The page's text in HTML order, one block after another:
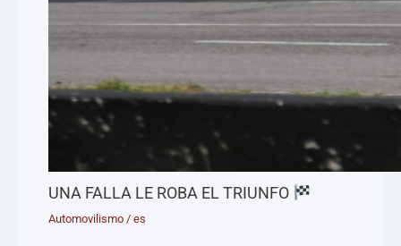
UNA FALLA LE ROBA EL TRIUNFO
Automovilismo /es